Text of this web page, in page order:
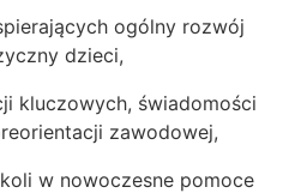
ogólny rozwój
dzieci,
kluczowych, świadomości
zawodowej,
w nowoczesne pomoce